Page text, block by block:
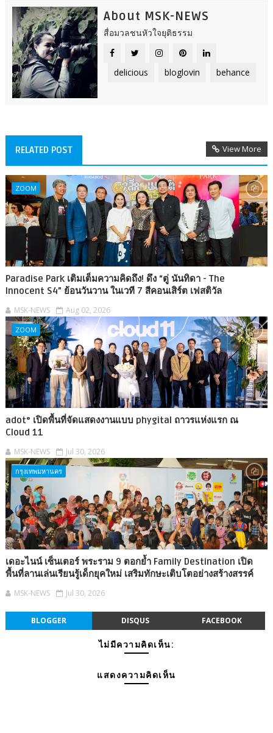
About MSK-NEWS
สื่อมวลชนหัวใจยุติธรรม
delicious bloglovin behance
RELATED POST View More
ZOOM
Paradise Park เติมเต็มความคิดถึง! ดึง “ตู่ นันทิดา - The
Innocent S4” ย้อนวันวาน ในเวที 7 สีคอนเสิร์ต เฟสติวัล
MSK-NEWS Aug 02, 2026
ZOOM
adot° เปิดพื้นที่จัดแสดงงานแบบ phygital ถาวรแห่งแรก ณ
Cloud 11
MSK-NEWS Jul 30, 2026
กรุงเทพมหานคร
เดอะไนน์ เซ็นเตอร์ พระราม 9 ตอกย้ำ Family Destination เปิด
พื้นที่ลานเล่นเรียนรู้เด็กยุคใหม่ เสริมทักษะเติบโตอย่างสร้างสรรค์
MSK-NEWS Jul 30, 2026
BLOGGER DISQUS FACEBOOK
ไม่มีความคิดเห็น:
แสดงความคิดเห็น